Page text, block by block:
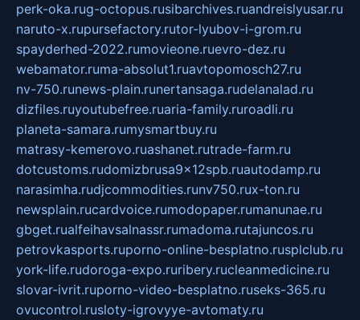
perk-oka.rug-octopus.rusibarchives.ruandreislyusar.ru
naruto-x.rupursefactory.rutor-lyubov-i-grom.ru
spayderhed-2022.rumovieone.ruevro-dez.ru
webamator.ruma-absolut1.ruavtopomosch27.ru
nv-750.runews-plain.runertansaga.rudelanalad.ru
dizfiles.ruyoutubefree.ruaria-family.ruroadli.ru
planeta-samara.rumysmartbuy.ru
matrasy-kemerovo.ruashanet.rutrade-farm.ru
dotcustoms.rudomizbrusa9x12spb.ruautodamp.ru
narasimha.rudjcommodities.runv750.rux-ton.ru
newsplain.rucardvoice.rumodopaper.rumanunae.ru
gbget.rualfeihavsalnassr.rumadoma.rutajuncos.ru
petrovkasports.ruporno-online-besplatno.rusplclub.ru
york-life.rudoroga-expo.ruribery.rucleanmedicine.ru
slovar-ivrit.ruporno-video-besplatno.ruseks-365.ru
ovucontrol.rusloty-igrovyye-avtomaty.ru